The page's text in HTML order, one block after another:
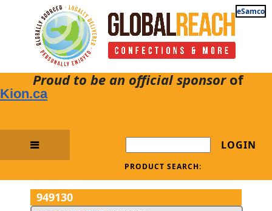
eSamco
Proud to be an official sponsorof
Kion.ca
LOGIN
PRODUCT SEARCH:
949130